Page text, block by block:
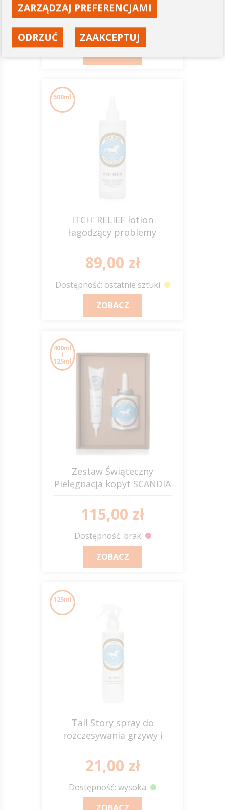
89,00 zł
Dostępność: ostatnie sztuki
500ml
ITCH' RELIEF lotion
łagodzący problemy
SCANDIA
89,00 zł
Dostępność: ostatnie sztuki
ZOBACZ
400ml
i
125ml
Zestaw Świąteczny
Pielęgnacja kopyt SCANDIA
115,00 zł
Dostępność: brak
ZOBACZ
125ml
Tail Story spray do
rozczesywania grzywy i
21,00 zł
Dostępność: wysoka
ZARZĄDZAJ PREFERENCJAMI
ODRZUĆ ZAAKCEPTUJ